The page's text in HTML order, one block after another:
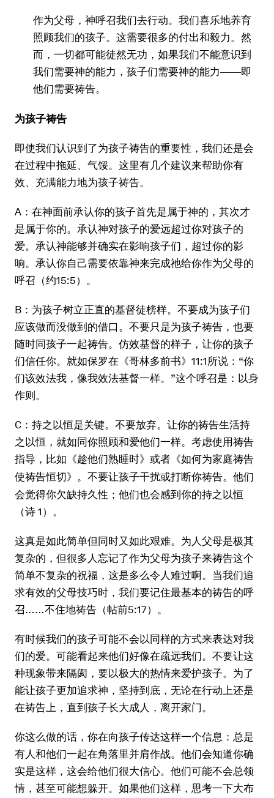
作为父母，神呼召我们去行动。我们喜乐地养育
照顾我们的孩子。这需要很多的付出和毅力。然
而，一切都可能徒然无功，如果我们不能意识到
我们需要神的能力，孩子们需要神的能力——即
他们需要祷告。
为孩子祷告
即使我们认识到了为孩子祷告的重要性，我们还是会
在过程中拖延、气馁。这里有几个建议来帮助你有
效、充满能力地为孩子祷告。
A：在神面前承认你的孩子首先是属于神的，其次才
是属于你的。承认神对孩子的爱远超过你对孩子的
爱。承认神能够并确实在影响孩子们，超过你的影
响。承认你自己需要依靠神来完成祂给你作为父母的
呼召（约15:5）。
B：为孩子树立正直的基督徒榜样。不要成为孩子们
应该做而没做到的借口。不要只是为孩子祷告，也要
随时同孩子一起祷告。仿效基督的样子，让你的孩子
们信任你。就如保罗在《哥林多前书》11:1所说：“你
们该效法我，像我效法基督一样。”这个呼召是：以身
作则。
C：持之以恒是关键。不要放弃。让你的祷告生活持
之以恒，就如同你照顾和爱他们一样。考虑使用祷告
指导，比如 《趁他们熟睡时》 或者 《如何为家庭祷告
使祷告恒切》 。不要让孩子干扰或打断你祷告。他们
会觉得你欠缺持久性；他们也会感到你的持之以恒
（诗 1）。
这真是如此简单但同时又如此艰难。为人父母是极其
复杂的，但很多人忘记了作为父母为孩子来祷告这个
简单不复杂的祝福，这是多么令人难过啊。当我们追
求有效的父母技巧时，我们要记住最基本的祷告的呼
召……不住地祷告（帖前5:17）。
有时候我们的孩子可能不会以同样的方式来表达对我
们的爱。可能看起来他们好像在疏远我们。不要让这
种现象带来隔阂，要以极大的热情来爱护孩子。为了
能让孩子更加追求神，坚持到底，无论在行动上还是
在祷告上，直到孩子长大成人，离开家门。
你这么做的话，你在向孩子传达这样一个信息：总是
有人和他们一起在角落里并肩作战。他们会知道你确
实是这样，这会给他们很大信心。他们可能不会总领
情，甚至可能想躲开。如果他们这样，思考一下大布